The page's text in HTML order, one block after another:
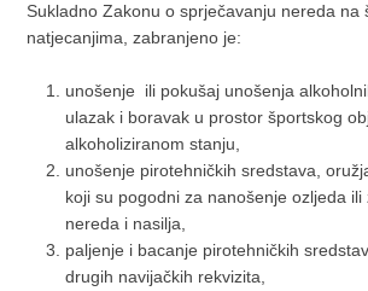
Sukladno Zakonu o sprječavanju nereda na
natjecanjima, zabranjeno je:
unošenje ili pokušaj unošenja
ulazak i boravak u prostor športskog
alkoholiziranom stanju,
unošenje pirotehničkih sredstava,
koji su pogodni za nanošenje ozljeda ili
nereda i nasilja,
paljenje i bacanje pirotehničkih
drugih navijačkih rekvizita,